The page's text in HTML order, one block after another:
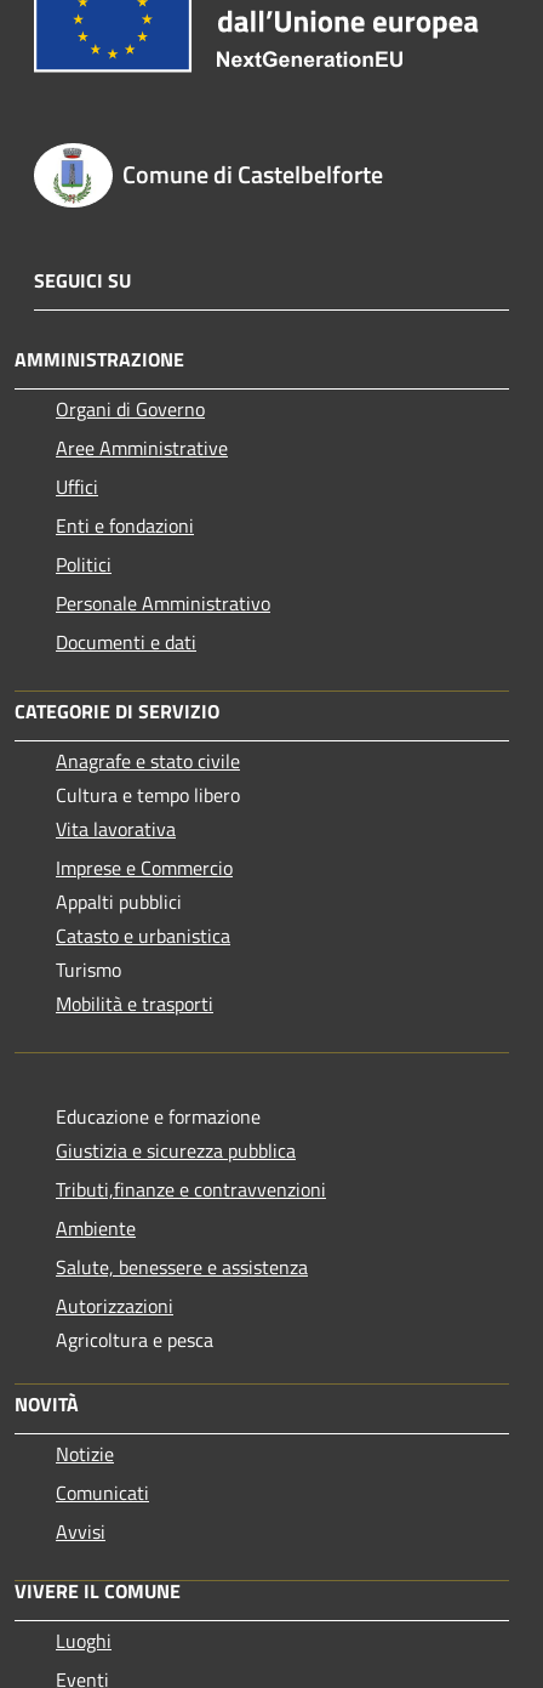
Comune di Castelbelforte
SEGUICI SU
AMMINISTRAZIONE
Organi di Governo
Aree Amministrative
Uffici
Enti e fondazioni
Politici
Personale Amministrativo
Documenti e dati
CATEGORIE DI SERVIZIO
Anagrafe e stato civile
Cultura e tempo libero
Vita lavorativa
Imprese e Commercio
Appalti pubblici
Catasto e urbanistica
Turismo
Mobilità e trasporti
Educazione e formazione
Giustizia e sicurezza pubblica
Tributi,finanze e contravvenzioni
Ambiente
Salute, benessere e assistenza
Autorizzazioni
Agricoltura e pesca
NOVITÀ
Notizie
Comunicati
Avvisi
VIVERE IL COMUNE
Luoghi
Eventi